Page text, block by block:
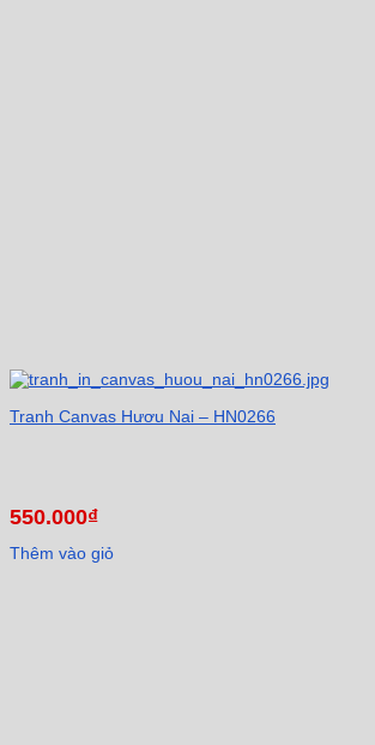
Tranh Canvas Hươu Nai – HN0266
550.000₫
Thêm vào giỏ